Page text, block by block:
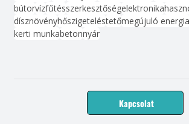
bútorvízfűtésszerkesztőségelektronika
dísznövényhőszigeteléstetőmegújuló energia
kerti munkabetonnyár
Kapcsolat